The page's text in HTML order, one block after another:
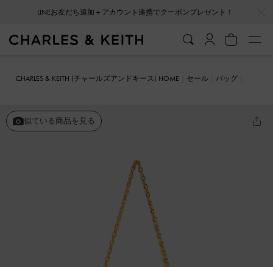
CHARLES & KEITH (チャールズアンドキース) HOME セール
バッグ
似ている商品を見る